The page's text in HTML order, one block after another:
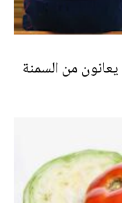
من السمنة